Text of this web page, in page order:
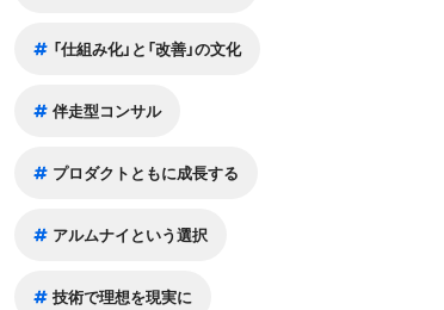
「仕組み化」と「改善」の文化
伴走型コンサル
プロダクトともに成長する
アルムナイという選択
技術で理想を現実に